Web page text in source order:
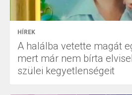
HÍREK
A halálba vetette magát
mert már nem bírta
szülei kegyetlenségeit